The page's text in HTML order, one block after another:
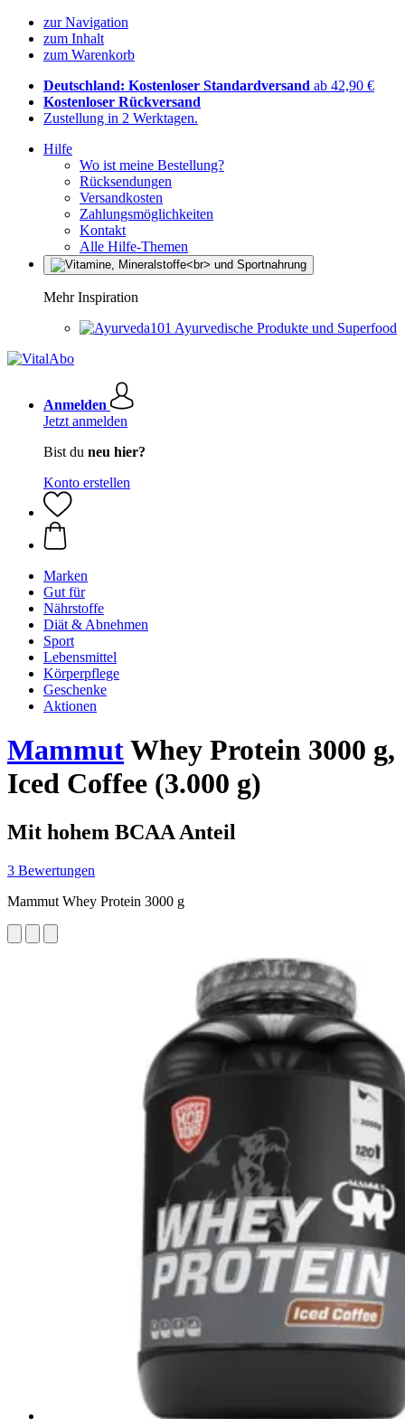
zur Navigation
zum Inhalt
zum Warenkorb
Deutschland: Kostenloser Standardversand ab 42,90 €
Kostenloser Rückversand
Zustellung in 2 Werktagen.
Hilfe
Wo ist meine Bestellung?
Rücksendungen
Versandkosten
Zahlungsmöglichkeiten
Kontakt
Alle Hilfe-Themen
Mehr Inspiration
Ayurvedische Produkte und Superfood
Anmelden
Jetzt anmelden
Bist du neu hier?
Konto erstellen
Marken
Gut für
Nährstoffe
Diät & Abnehmen
Sport
Lebensmittel
Körperpflege
Geschenke
Aktionen
MammutWhey Protein 3000 g,
Iced Coffee (3.000 g)
Mit hohem BCAA Anteil
3 Bewertungen
Mammut Whey Protein 3000 g